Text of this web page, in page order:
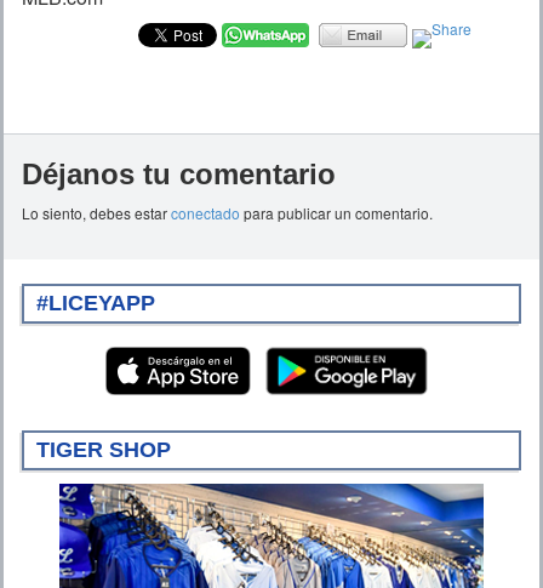
Déjanos tu comentario
Lo siento, debes estarconectado para publicar un comentario.
#LICEYAPP
TIGER SHOP